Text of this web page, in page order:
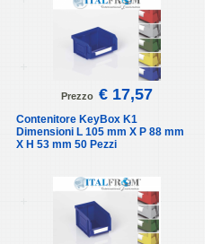
Prezzo € 17,57
Contenitore KeyBox K1
Dimensioni L 105 mm X P 88 mm
X H 53 mm 50 Pezzi